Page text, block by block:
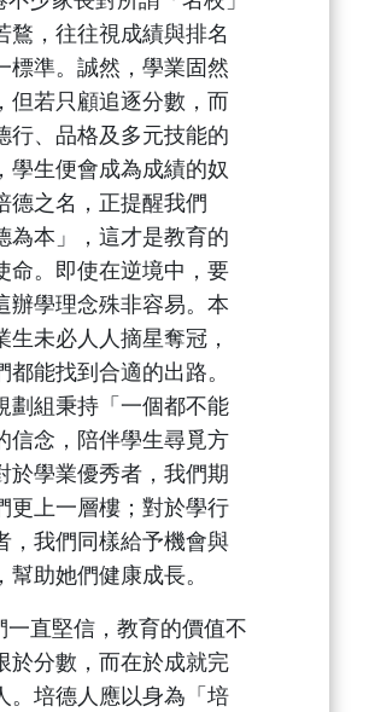
鶩，往往視成績與排名
標準。誠然，學業固然
但若只顧追逐分數，而
行、品格及多元技能的
學生便會成為成績的奴
德之名，正提醒我們
為本」，這才是教育的
命。即使在逆境中，要
辦學理念殊非容易。本
生未必人人摘星奪冠，
都能找到合適的出路。
劃組秉持「一個都不能
信念，陪伴學生尋覓方
於學業優秀者，我們期
更上一層樓；對於學行
，我們同樣給予機會與
幫助她們健康成長。
直堅信，教育的價值不
於分數，而在於成就完
。培德人應以身為「培